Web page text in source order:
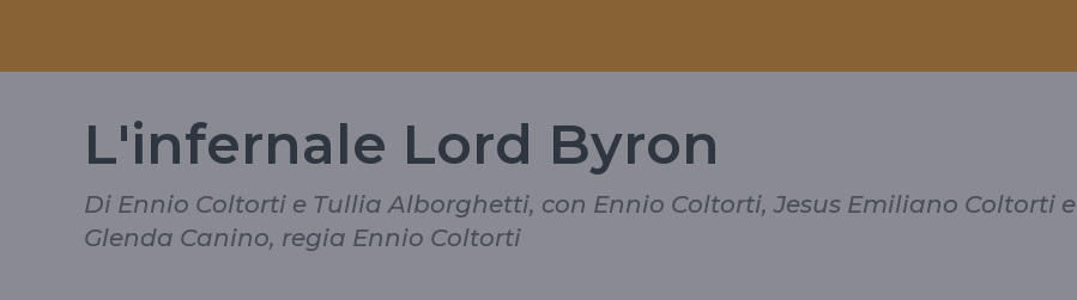
L'infernale Lord Byron
Di Ennio Coltorti e Tullia Alborghetti, con Ennio Coltorti, Jesus Emiliano Coltorti e
Glenda Canino, regia Ennio Coltorti